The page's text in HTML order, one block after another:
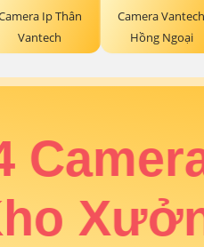
Ip Thân
Vantech
Camera Vantech
Hồng Ngoại